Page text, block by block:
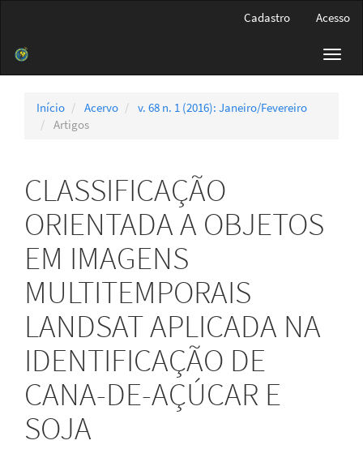
Barra
Cadastro Acesso
Início Acervo
v. 68 n. 1 (2016): Janeiro/Fevereiro
Artigos
CLASSIFICAÇÃO
ORIENTADA A OBJETOS
EM IMAGENS
MULTITEMPORAIS
LANDSAT APLICADA NA
IDENTIFICAÇÃO DE
CANA-DE-AÇÚCAR E
SOJA